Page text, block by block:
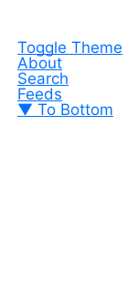
Toggle Theme
About
Search
Feeds
▼ To Bottom